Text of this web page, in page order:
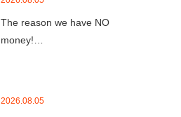
The reason we have NO
money!…
2026.08.05